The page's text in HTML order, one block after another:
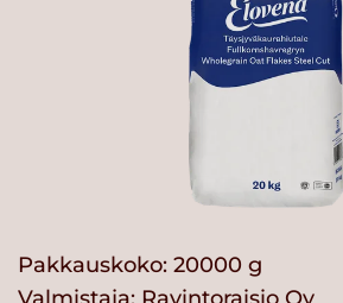
Pakkauskoko: 20000 g